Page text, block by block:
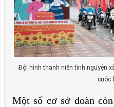
Đội hình thanh niên tình nguyện
cuộc
Một số cơ sở đoàn